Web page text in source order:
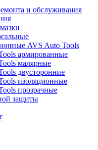
и обслуживания
AVS Auto Tools
армированные
малярные
двусторонние
изоляционные
прозрачные
защиты